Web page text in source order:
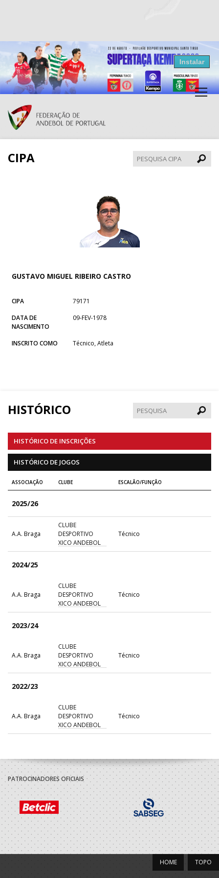
Resultados Andebol
Federação de Andebol de Portugal
Grátis - Disponivel na Play Store
Instalar
CIPA
CIPA
GUSTAVO MIGUEL RIBEIRO CASTRO
CIPA
79171
DATA DE
NASCIMENTO
09-FEV-1978
INSCRITO COMO Técnico, Atleta
HISTÓRICO
HISTÓRICO DE INSCRIÇÕES
HISTÓRICO DE JOGOS
ASSOCIAÇÃO CLUBE ESCALÃO/FUNÇÃO
2025/26
A.A. Braga
CLUBE
DESPORTIVO
XICO ANDEBOL
Técnico
2024/25
A.A. Braga
CLUBE
DESPORTIVO
XICO ANDEBOL
Técnico
2023/24
A.A. Braga
CLUBE
DESPORTIVO
XICO ANDEBOL
Técnico
2022/23
A.A. Braga
CLUBE
DESPORTIVO
XICO ANDEBOL
Técnico
A.A. Braga
CLUBE
DESPORTIVO
XICO ANDEBOL
Técnico
2020/21
A.A. Braga
CLUBE
DESPORTIVO
XICO ANDEBOL
Técnico
PATROCINADORES OFICIAIS
TOPO
HOME